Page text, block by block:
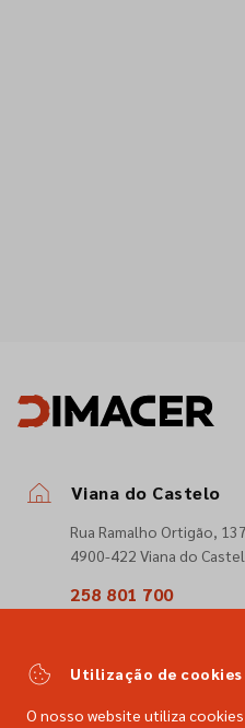
Viana do Castelo
Rua Ramalho Ortigão, 137
4900-422 Viana do
258 801 700
Utilização de cookies
O nosso website utiliza